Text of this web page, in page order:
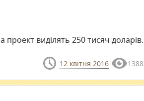
проект виділять 250 тисяч доларів.
12 квітня 2016 1388